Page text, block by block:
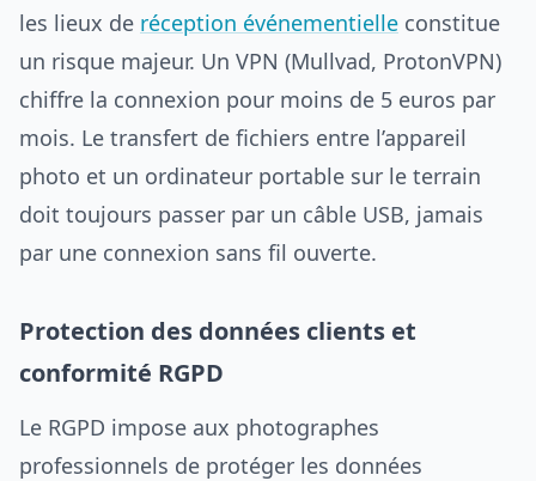
les lieux de réception événementielle constitue
un risque majeur. Un VPN (Mullvad, ProtonVPN)
chiffre la connexion pour moins de 5 euros par
mois. Le transfert de fichiers entre l’appareil
photo et un ordinateur portable sur le terrain
doit toujours passer par un câble USB, jamais
par une connexion sans fil ouverte.
Protection des données clients et
conformité RGPD
Le RGPD impose aux photographes
professionnels de protéger les données